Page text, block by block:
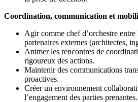
Coordination, communication et
Agir comme chef d’orchestre entre
partenaires externes (architectes,
Animer les rencontres de
rigoureux des actions.
Maintenir des communications
proactives.
Créer un environnement
l’engagement des parties prenantes.